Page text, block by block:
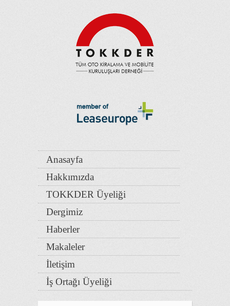
Anasayfa
Hakkımızda
TOKKDER Üyeliği
Dergimiz
Haberler
Makaleler
İletişim
İş Ortağı Üyeliği